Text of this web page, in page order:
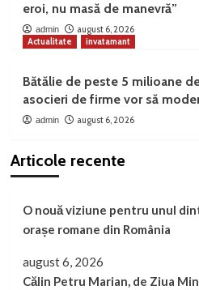
eroi, nu masă de manevră”
admin
august 6, 2026
Actualitate
invatamant
Bătălie de peste 5 milioane
asocieri de firme vor să
admin august 6, 2026
Articole recente
O nouă viziune pentru unul
orașe romane din România
august 6, 2026
Călin Petru Marian, de Ziua